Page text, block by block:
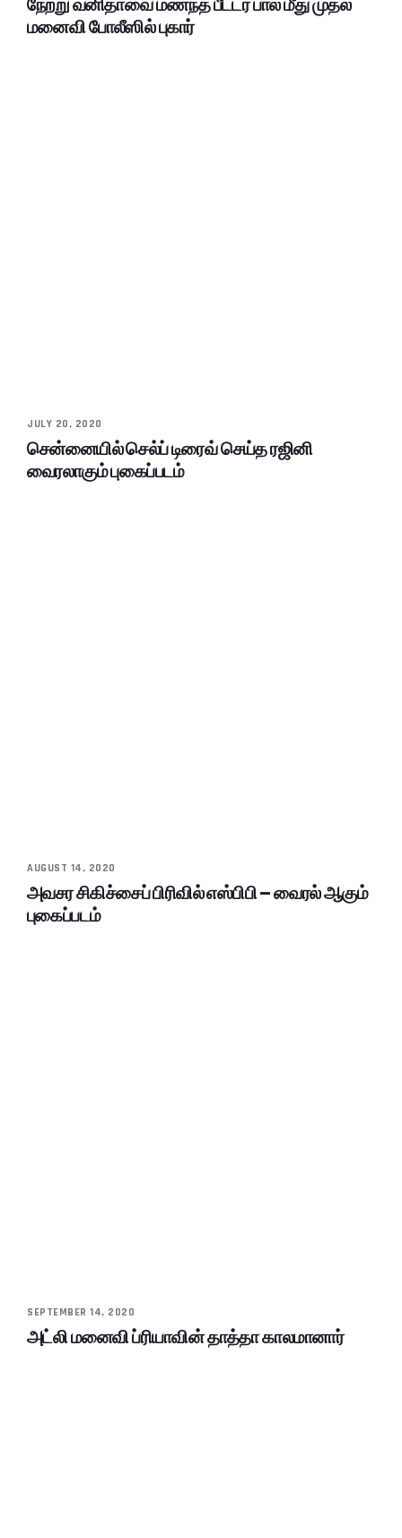
மனைவி போலீஸில் புகார்
JULY 20, 2020
சென்னையில் செல்ப் டிரைவ் செய்த ரஜினி
வைரலாகும் புகைப்படம்
AUGUST 14, 2020
அவசர சிகிச்சைப் பிரிவில் எஸ்பிபி – வைரல் ஆகும்
புகைப்படம்
SEPTEMBER 14, 2020
அட்லி மனைவி ப்ரியாவின் தாத்தா காலமானார்